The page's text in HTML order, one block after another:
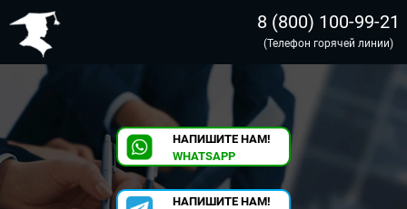
8 (800) 100-99-21
(Телефон горячей линии)
НАПИШИТЕ НАМ!
WHATSAPP
НАПИШИТЕ НАМ!